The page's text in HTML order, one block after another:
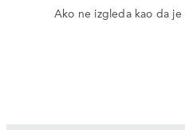
Ako ne izgleda kao da